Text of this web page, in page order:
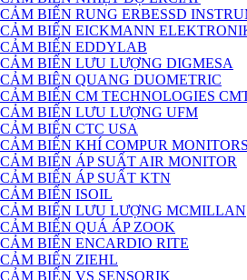
CẢM BIẾN RUNG ERBESSD
CẢM BIẾN EICKMANN
CẢM BIẾN EDDYLAB
CẢM BIẾN LƯU LƯỢNG DIGMESA
CẢM BIÊN QUANG DUOMETRIC
CẢM BIẾN CM TECHNOLOGIES
CẢM BIẾN LƯU LƯỢNG UFM
CẢM BIẾN CTC USA
CẢM BIẾN KHÍ COMPUR MONITORS
CẢM BIẾN ÁP SUẤT AIR MONITOR
CẢM BIẾN ÁP SUẤT KTN
CẢM BIẾN ISOIL
CẢM BIẾN LƯU LƯỢNG MCMILLAN
CẢM BIẾN QUÁ ÁP ZOOK
CẢM BIẾN ENCARDIO RITE
CẢM BIẾN ZIEHL
CẢM BIẾN VS SENSORIK